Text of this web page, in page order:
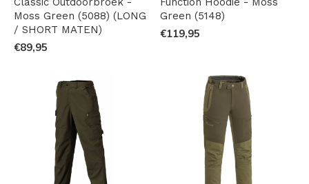
Moss Green (5088) (LONG
/ SHORT MATEN)
€89,95
Green (5148)
€119,95